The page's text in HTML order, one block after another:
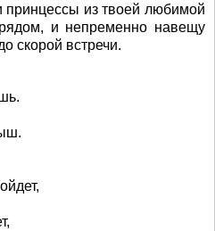
принцессы из твоей любимой
и непременно навещу
скорой встречи.